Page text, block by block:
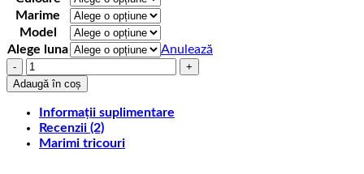
Marime
Model
Alege luna
Anulează
Cantitate
Tricou
printesele
sunt
nascute
Adaugă în coș
Informații suplimentare
Recenzii (2)
Marimi tricouri